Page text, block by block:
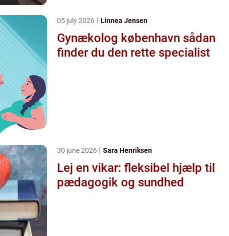
05 july 2026 Linnea Jensen
Gynækolog københavn sådan
finder du den rette specialist
30 june 2026 Sara Henriksen
Lej en vikar: fleksibel hjælp til
pædagogik og sundhed